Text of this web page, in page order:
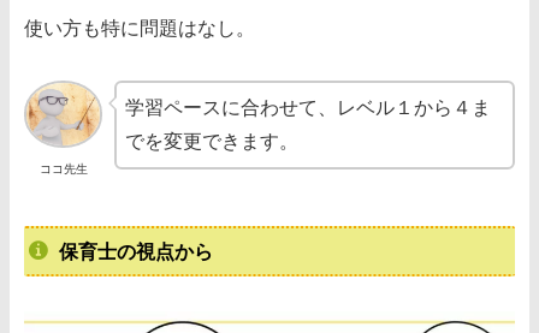
使い方も特に問題はなし。
ココ先生
学習ペースに合わせて、レベル１から４ま
でを変更できます。
保育士の視点から